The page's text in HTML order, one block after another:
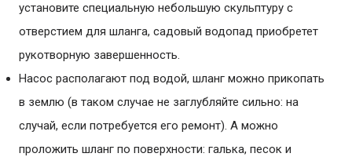
установите специальную небольшую скульптуру с
отверстием для шланга, садовый водопад приобретет
рукотворную завершенность.
Насос располагают под водой, шланг можно прикопать
в землю (в таком случае не заглубляйте сильно: на
случай, если потребуется его ремонт). А можно
проложить шланг по поверхности: галька, песок и